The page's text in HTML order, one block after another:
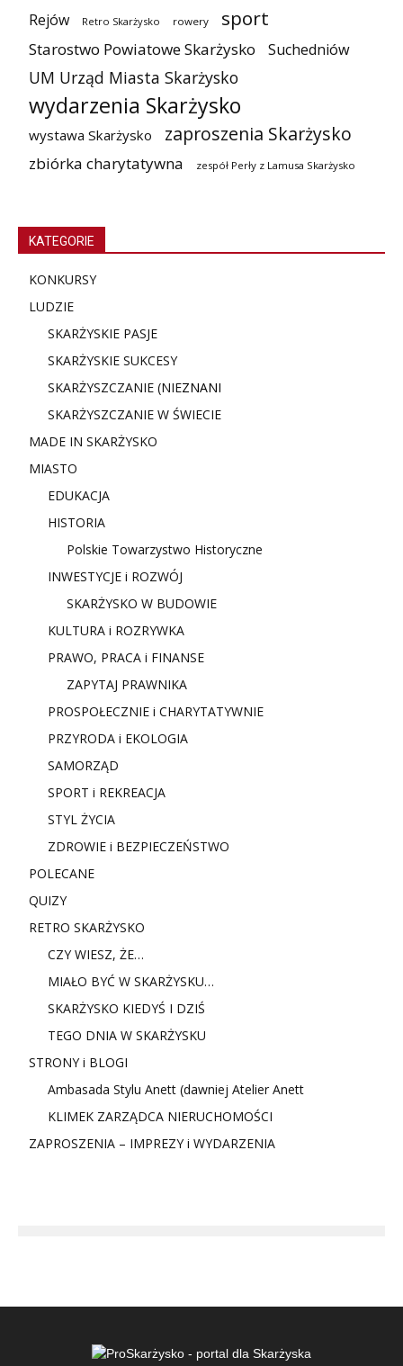
Rejów Retro Skarżysko rowery sport
Starostwo Powiatowe Skarżysko Suchedniów
UM Urząd Miasta Skarżysko
wydarzenia Skarżysko
wystawa Skarżysko zaproszenia Skarżysko
zbiórka charytatywna zespół Perły z Lamusa Skarżysko
KATEGORIE
KONKURSY
LUDZIE
SKARŻYSKIE PASJE
SKARŻYSKIE SUKCESY
SKARŻYSZCZANIE (NIEZNANI
SKARŻYSZCZANIE W ŚWIECIE
MADE IN SKARŻYSKO
MIASTO
EDUKACJA
HISTORIA
Polskie Towarzystwo Historyczne
INWESTYCJE i ROZWÓJ
SKARŻYSKO W BUDOWIE
KULTURA i ROZRYWKA
PRAWO, PRACA i FINANSE
ZAPYTAJ PRAWNIKA
PROSPOŁECZNIE i CHARYTATYWNIE
PRZYRODA i EKOLOGIA
SAMORZĄD
SPORT i REKREACJA
STYL ŻYCIA
ZDROWIE i BEZPIECZEŃSTWO
POLECANE
QUIZY
RETRO SKARŻYSKO
CZY WIESZ, ŻE…
MIAŁO BYĆ W SKARŻYSKU…
SKARŻYSKO KIEDYŚ I DZIŚ
TEGO DNIA W SKARŻYSKU
STRONY i BLOGI
Ambasada Stylu Anett (dawniej Atelier Anett
KLIMEK ZARZĄDCA NIERUCHOMOŚCI
ZAPROSZENIA – IMPREZY i WYDARZENIA